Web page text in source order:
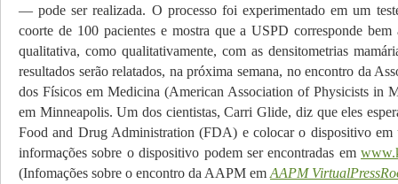
— pode ser realizada. O processo foi experimentado em um
coorte de 100 pacientes e mostra que a USPD corresponde bem
qualitativa, como qualitativamente, com as densitometrias
resultados serão relatados, na próxima semana, no encontro da
dos Físicos em Medicina (American Association of Physicists in
em Minneapolis. Um dos cientistas, Carri Glide, diz que eles
Food and Drug Administration (FDA) e colocar o dispositivo em
informações sobre o dispositivo podem ser encontradas em
(Infomações sobre o encontro da AAPM emAAPM